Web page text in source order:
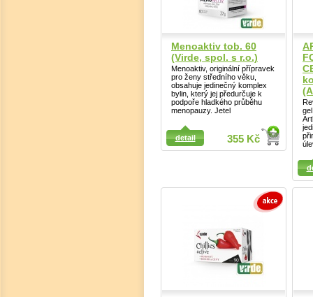
Menoaktiv tob. 60
(Virde, spol. s r.o.)
Menoaktiv, originální přípravek
pro ženy středního věku,
obsahuje jedinečný komplex
bylin, který jej předurčuje k
podpoře hladkého průběhu
menopauzy. Jetel
355 Kč
detail
Detail